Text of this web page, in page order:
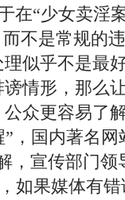
“少女卖淫
不是常规的
似乎不是最
情形，那么
众更容易了
国内著名网
，宣传部门
如果媒体有